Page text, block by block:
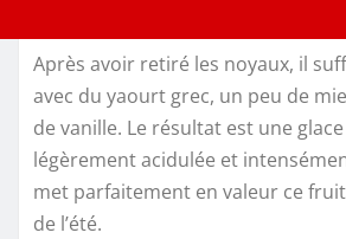
Après avoir retiré les noyaux, il
avec du yaourt grec, un peu de
de vanille. Le résultat est une
légèrement acidulée et
met parfaitement en valeur ce
de l’été.